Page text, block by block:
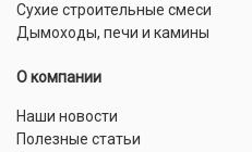
Сухие строительные смеси
Дымоходы, печи и камины
О компании
Наши новости
Полезные статьи